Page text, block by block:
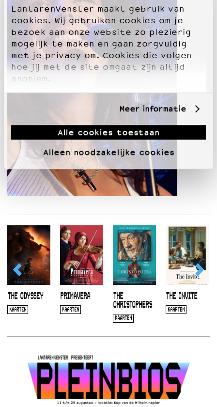
LantarenVenster maakt gebruik van
cookies. Wij gebruiken cookies om je
bezoek aan onze website zo plezierig
mogelijk te maken en gaan zorgvuldig
met je privacy om. Cookies die volgen
hoe jij met de site omgaat zijn altijd
anoniem.
Meer informatie
Alle cookies toestaan
Alleen noodzakelijke cookies
THE ODYSSEY
KAARTEN
PRIMAVERA
KAARTEN
THE
CHRISTOPHERS
KAARTEN
THE INVITE
KAARTEN